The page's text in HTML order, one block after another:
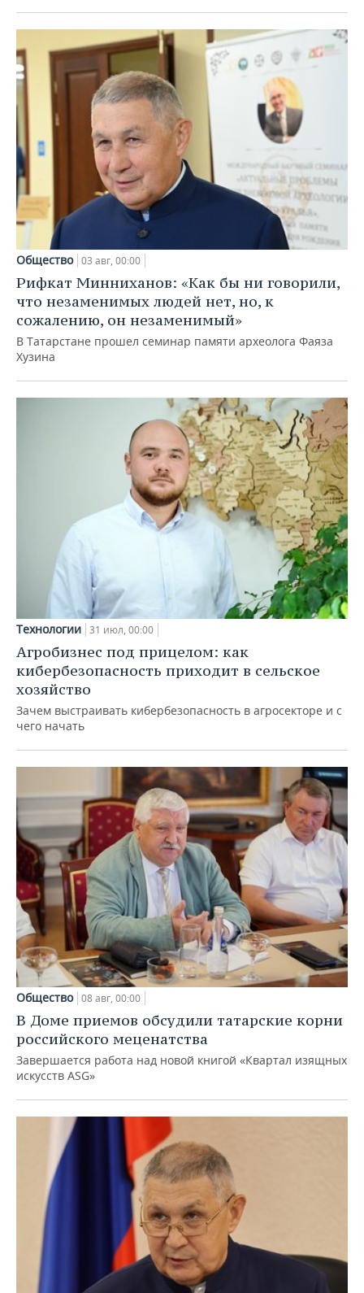
Общество 03 авг, 00:00
Рифкат Минниханов: «Как бы ни говорили,
что незаменимых людей нет, но, к
сожалению, он незаменимый»
В Татарстане прошел семинар памяти археолога Фаяза
Хузина
Технологии 31 июл, 00:00
Агробизнес под прицелом: как
кибербезопасность приходит в сельское
хозяйство
Зачем выстраивать кибербезопасность в агросекторе и с
чего начать
Общество 08 авг, 00:00
В Доме приемов обсудили татарские корни
российского меценатства
Завершается работа над новой книгой «Квартал изящных
искусств ASG»